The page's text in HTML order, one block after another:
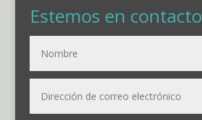
Estemos en contacto